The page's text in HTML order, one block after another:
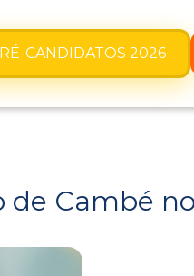
CANDIDATOS 2026
de Cambé